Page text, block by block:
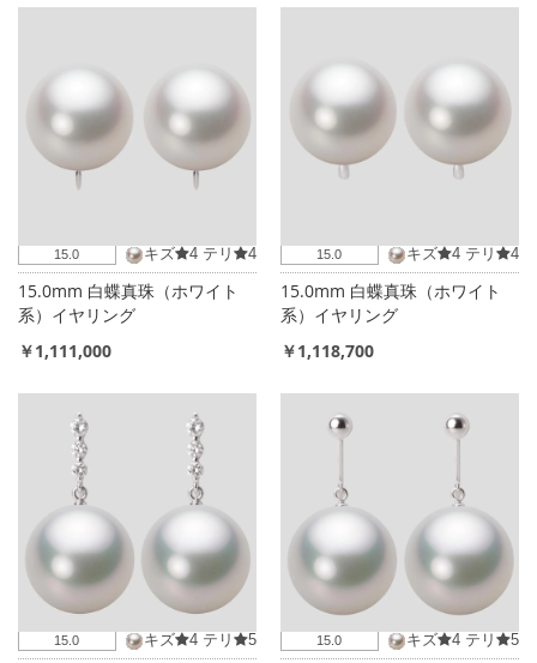
15.0 キズ 4 テリ 4
15.0mm 白蝶真珠（ホワイト
系）イヤリング
￥1,111,000
15.0 キズ 4 テリ 4
15.0mm 白蝶真珠（ホワイト
系）イヤリング
￥1,118,700
15.0 キズ 4 テリ 5 15.0 キズ 4 テリ 5